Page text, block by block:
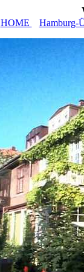
HOME Hamburg-